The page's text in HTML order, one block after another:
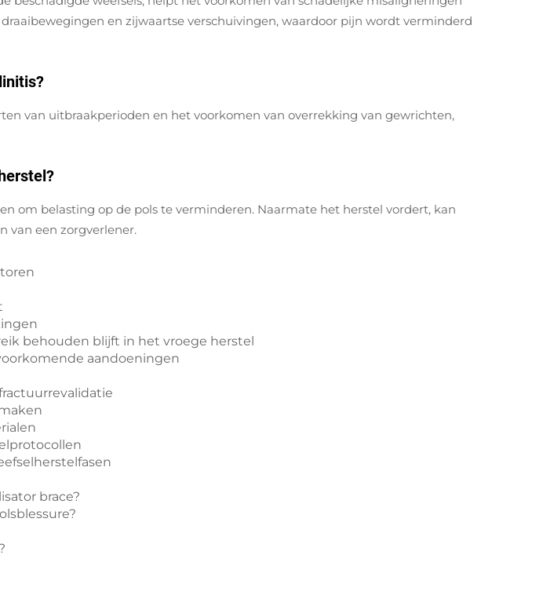
en zijwaartse verschuivingen, waardoor pijn wordt verminderd
van uitbraakperioden en het voorkomen van overrekking van gewrichten,
om belasting op de pols te verminderen. Naarmate het herstel vordert, kan
van een zorgverlener.
behouden blijft in het vroege herstel
aandoeningen
brace?